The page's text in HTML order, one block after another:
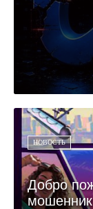
НОВОСТЬ
Добро